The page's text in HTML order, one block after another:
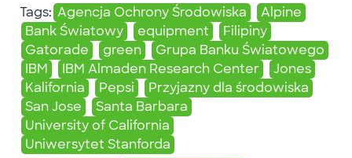
Tags: Agencja Ochrony Środowiska
Alpine
Bank Światowy
equipment
Filipiny
Gatorade
green
Grupa Banku Światowego
IBM
IBM Almaden Research Center
Jones
Kalifornia
Pepsi
Przyjazny dla środowiska
San Jose
Santa Barbara
University of California
Uniwersytet Stanforda